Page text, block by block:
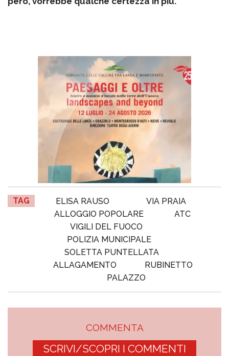
TAG ELISA RAUSO
VIA PRAIA
ALLOGGIO POPOLARE
ATC
VIGILI DEL FUOCO
POLIZIA MUNICIPALE
SOLETTA PUNTELLATA
ALLAGAMENTO
RUBINETTO
PALAZZO
COMMENTA
SCRIVI/SCOPRI I COMMENTI